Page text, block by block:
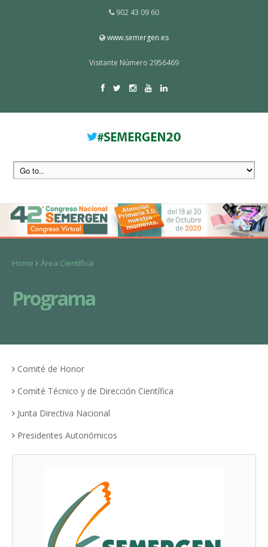
902 43 09 60
www.semergen.es
Visitante Número 2956469
Home Área Científica
Programa
Comité de Honor
Comité Técnico y de Dirección Científica
Junta Directiva Nacional
Presidentes Autonómicos